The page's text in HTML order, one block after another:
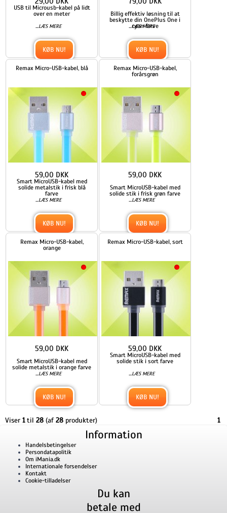
USB til Microusb-kabel på lidt
over en meter
...LÆS MERE
KØB NU!
Billig effektiv løsning til at
beskytte din OnePlus One i
cyan farve
...LÆS MERE
KØB NU!
Remax Micro-USB-kabel, blå
Smart MicroUSB-kabel med
solide metalstik i frisk blå
farve
...LÆS MERE
59,00 DKK
KØB NU!
Remax Micro-USB-kabel,
forårsgrøn
Smart MicroUSB-kabel med
solide stik i frisk grøn farve
...LÆS MERE
59,00 DKK
KØB NU!
Remax Micro-USB-kabel,
orange
Smart MicroUSB-kabel med
solide metalstik i orange farve
...LÆS MERE
59,00 DKK
KØB NU!
Remax Micro-USB-kabel, sort
Smart MicroUSB-kabel med
solide stik i sort farve
...LÆS MERE
59,00 DKK
KØB NU!
Viser 1til 28 (af28 produkter) 1
Information
Handelsbetingelser
Persondatapolitik
Om iMania.dk
Internationale forsendelser
Kontakt
Cookie-tilladelser
Du kan
betale med